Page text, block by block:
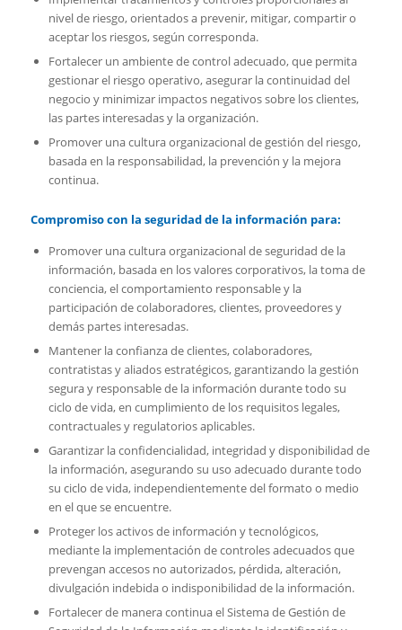
nivel de riesgo, orientados a prevenir, mitigar, compartir o
aceptar los riesgos, según corresponda.
Fortalecer un ambiente de control adecuado, que permita
gestionar el riesgo operativo, asegurar la continuidad del
negocio y minimizar impactos negativos sobre los clientes,
las partes interesadas y la organización.
Promover una cultura organizacional de gestión del riesgo,
basada en la responsabilidad, la prevención y la mejora
continua.
Compromiso con la seguridad de la información para:
Promover una cultura organizacional de seguridad de la
información, basada en los valores corporativos, la toma de
conciencia, el comportamiento responsable y la
participación de colaboradores, clientes, proveedores y
demás partes interesadas.
Mantener la confianza de clientes, colaboradores,
contratistas y aliados estratégicos, garantizando la gestión
segura y responsable de la información durante todo su
ciclo de vida, en cumplimiento de los requisitos legales,
contractuales y regulatorios aplicables.
Garantizar la confidencialidad, integridad y disponibilidad de
la información, asegurando su uso adecuado durante todo
su ciclo de vida, independientemente del formato o medio
en el que se encuentre.
Proteger los activos de información y tecnológicos,
mediante la implementación de controles adecuados que
prevengan accesos no autorizados, pérdida, alteración,
divulgación indebida o indisponibilidad de la información.
Fortalecer de manera continua el Sistema de Gestión de